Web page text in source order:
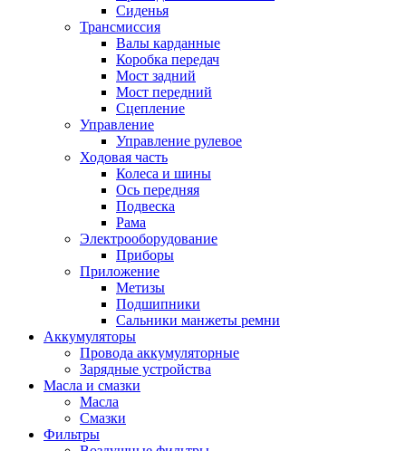
Сиденья
Трансмиссия
Валы карданные
Коробка передач
Мост задний
Мост передний
Сцепление
Управление
Управление рулевое
Ходовая часть
Колеса и шины
Ось передняя
Подвеска
Рама
Электрооборудование
Приборы
Приложение
Метизы
Подшипники
Сальники манжеты ремни
Аккумуляторы
Провода аккумуляторные
Зарядные устройства
Масла и смазки
Масла
Смазки
Фильтры